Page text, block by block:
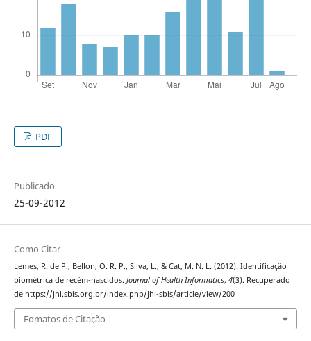
PDF
Publicado
25-09-2012
Como Citar
Lemes, R. de P., Bellon, O. R. P., Silva, L., & Cat, M. N. L. (2012). Identificação
biométrica de recém-nascidos. Journal of Health Informatics, 4(3). Recuperado
de https://jhi.sbis.org.br/index.php/jhi-sbis/article/view/200
Fomatos de Citação